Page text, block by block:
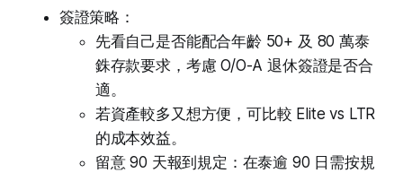
簽證策略：
先看自己是否能配合年齡 50+ 及 80 萬泰
銖存款要求，考慮 O/O-A 退休簽證是否合
適。
若資產較多又想方便，可比較 Elite vs LTR
的成本效益。
留意 90 天報到規定：在泰逾 90 日需按規